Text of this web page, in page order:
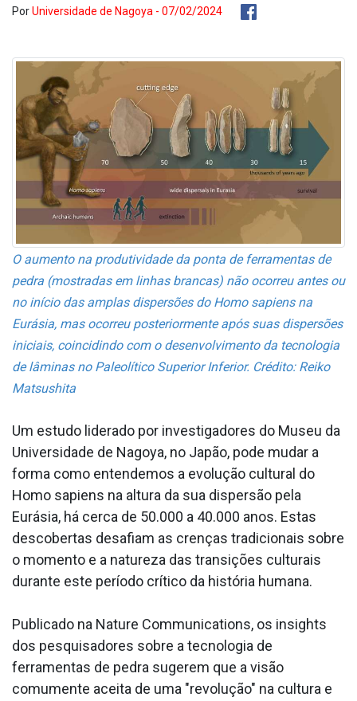
PorUniversidade de Nagoya - 07/02/2024
O aumento na produtividade da ponta de ferramentas de
pedra (mostradas em linhas brancas) não ocorreu antes ou
no início das amplas dispersões do Homo sapiens na
Eurásia, mas ocorreu posteriormente após suas dispersões
iniciais, coincidindo com o desenvolvimento da tecnologia
de lâminas no Paleolítico Superior Inferior. Crédito: Reiko
Matsushita
Um estudo liderado por investigadores do Museu da
Universidade de Nagoya, no Japão, pode mudar a
forma como entendemos a evolução cultural do
Homo sapiens na altura da sua dispersão pela
Eurásia, há cerca de 50.000 a 40.000 anos. Estas
descobertas desafiam as crenças tradicionais sobre
o momento e a natureza das transições culturais
durante este período crítico da história humana.
Publicado na Nature Communications, os insights
dos pesquisadores sobre a tecnologia de
ferramentas de pedra sugerem que a visão
comumente aceita de uma "revolução" na cultura e